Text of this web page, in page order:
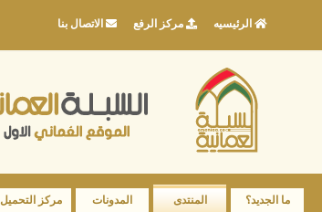
الرئيسيه مركز الرفع الاتصال بنا
ما الجديد؟ المنتدى المدونات مركز التحميل